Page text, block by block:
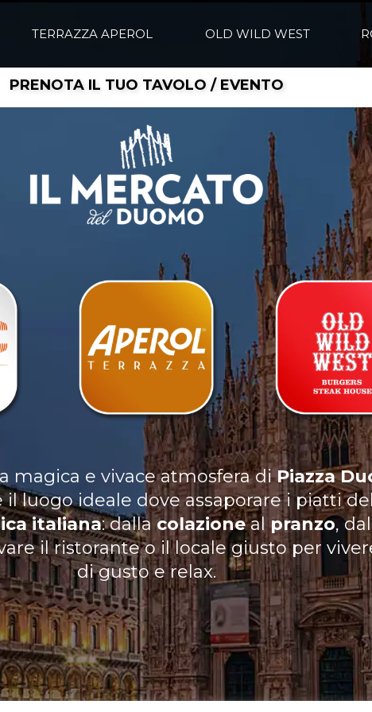
TERRAZZA APEROL OLD WILD WEST
PRENOTA IL TUO TAVOLO / EVENTO
magica e vivace atmosfera diPiazza
il luogo ideale dove assaporare i piatti
italiana: dallacolazionealpranzo,
il ristorante o il locale giusto per
di gusto e relax.